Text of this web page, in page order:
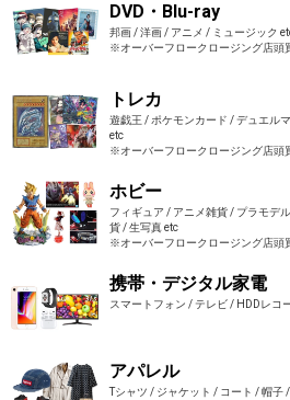
DVD・Blu-ray
邦画 / 洋画 / アニメ / ミュージック
※オーバーフロークロージング店頭
トレカ
遊戯王 / ポケモンカード / デュエル
etc
※オーバーフロークロージング店頭
ホビー
フィギュア / アニメ雑貨 / プラモデ
貨 / 生写真 etc
※オーバーフロークロージング店頭
携帯・デジタル家電
スマートフォン / テレビ / HDDレコ
アパレル
Tシャツ / ジャケット / コート / 帽